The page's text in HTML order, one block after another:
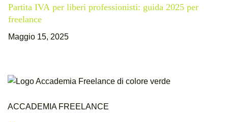
Partita IVA per liberi professionisti: guida 2025 per
freelance
Maggio 15, 2025
ACCADEMIA FREELANCE